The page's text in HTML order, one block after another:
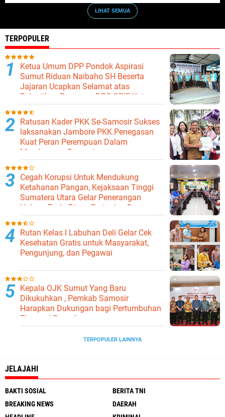
LIHAT SEMUA
TERPOPULER
Ketua Umum DPP Pondok Aspirasi
Sumut Riduan Naibaho SH Beserta
Jajaran Ucapkan Selamat atas
Pelantikan Pengurus DPC GPIE Kota
Binjai
Ratusan Kader PKK Se-Samosir Sukses
laksanakan Jambore PKK.Penegasan
Kuat Peran Perempuan Dalam
Membangun Samosir.
Cegah Korupsi Untuk Mendukung
Ketahanan Pangan, Kejaksaan Tinggi
Sumatera Utara Gelar Penerangan
Hukum Pada Dinas Pertanian Dan
Ketahanan Pangan
Rutan Kelas I Labuhan Deli Gelar Cek
Kesehatan Gratis untuk Masyarakat,
Pengunjung, dan Pegawai
Kepala OJK Sumut Yang Baru
Dikukuhkan , Pemkab Samosir
Harapkan Dukungan bagi Pertumbuhan
Ekonomi Daerah
TERPOPULER LAINNYA
JELAJAHI
BAKTI SOSIAL
BERITA TNI
BREAKING NEWS
DAERAH